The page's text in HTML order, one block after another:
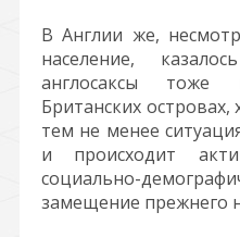
В Англии же,
население,
англосаксы
Британских
тем не менее
и происходит
социально-
замещение прежнего